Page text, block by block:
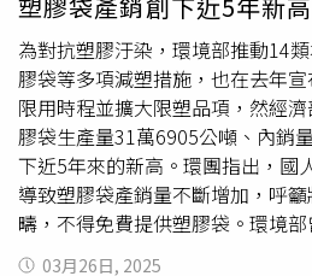
價每包只要35元；「樂萃紅茶包」
上彩橘與粉草綠的撞色圖素，可
用性的「多功能儲物罐」，適合存
一系列PEKO限定餐飲。（圖／
帶的「PEKO迷你環保袋」（左，
「PEKO多功能儲物罐」。（620
CAFE!N提供）其他餐飲部分以咖
關鍵字，首度推出奶昔商品「草莓
草莓果泥與牛奶霜淇淋融合，呈
塑膠袋產銷創下近5年新
為對抗塑膠汙染，環境部推動14
膠袋等多項減塑措施，也在去年
限用時程並擴大限塑品項，然經
膠袋生產量31萬6905公噸、內銷
下近5年來的新高。環團指出，國
導致塑膠袋產銷量不斷增加，呼
疇，不得免費提供塑膠袋。環境
塑膠袋、塑膠吸管、一次用外帶
03月26日, 2025